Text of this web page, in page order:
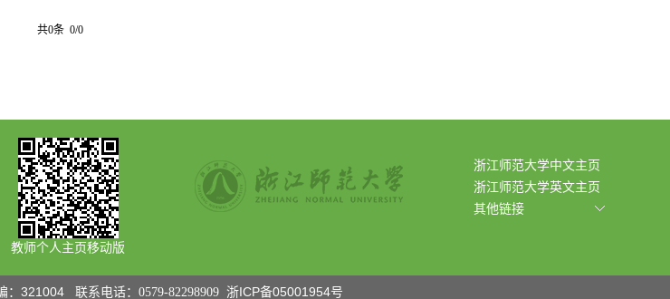
共0条 0/0
教师个人主页移动版
浙江师范大学中文主页
浙江师范大学英文主页
其他链接
： 321004 联系电话：0579-82298909 浙ICP备05001954号